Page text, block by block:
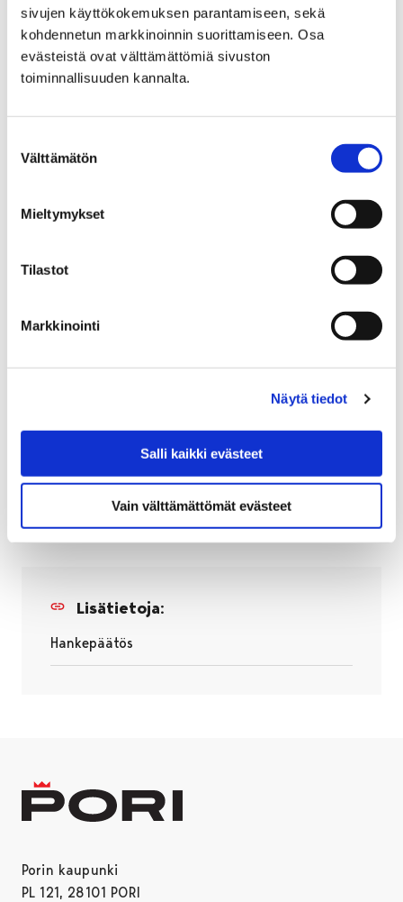
sivujen käyttökokemuksen parantamiseen, sekä
kohdennetun markkinoinnin suorittamiseen. Osa
evästeistä ovat välttämättömiä sivuston
toiminnallisuuden kannalta.
valinta
Välttämätön
Mieltymykset
Tilastot
Markkinointi
Näytä tiedot
Salli kaikki evästeet
Vain välttämättömät evästeet
Koordinaattori: Konsta Kivistö
Kehittäjäopettajat: Sanna Hohkuri, Vilma Lintu ja
Rahoittajat: Opetushallitus sekä yhteishankkeen
Lisätietoja:
Hankepäätös
Porin kaupunki
PL 121, 28101 PORI